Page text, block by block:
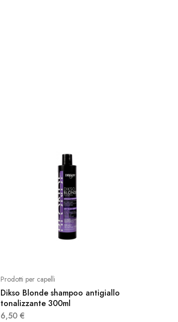
Prodotti per capelli
Dikso Blonde shampoo antigiallo
tonalizzante 300ml
6,50 €